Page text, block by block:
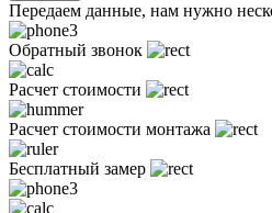
Передаем данные, нам нужно
Обратный звонок
Расчет стоимости
Расчет стоимости монтажа
Бесплатный замер